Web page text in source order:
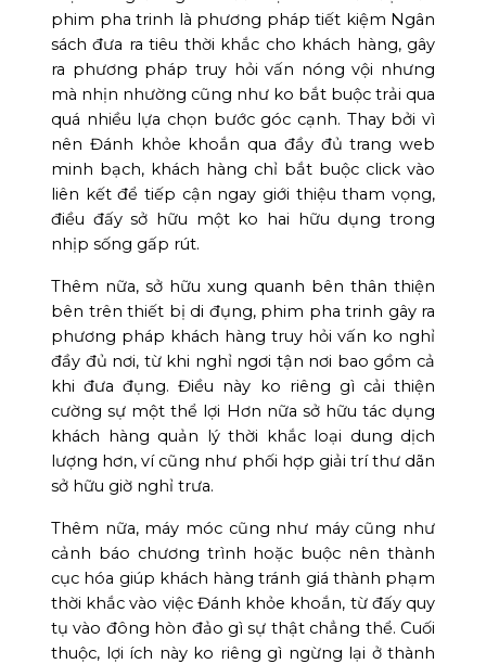
phim pha trinh là phương pháp tiết kiệm Ngân
sách đưa ra tiêu thời khắc cho khách hàng, gây
ra phương pháp truy hỏi vấn nóng vội nhưng
mà nhịn nhường cũng như ko bắt buộc trải qua
quá nhiều lựa chọn bước góc cạnh. Thay bởi vì
nên Đánh khỏe khoắn qua đầy đủ trang web
minh bạch, khách hàng chỉ bắt buộc click vào
liên kết để tiếp cận ngay giới thiệu tham vọng,
điều đấy sở hữu một ko hai hữu dụng trong
nhịp sống gấp rút.
Thêm nữa, sở hữu xung quanh bên thân thiện
bên trên thiết bị di đụng, phim pha trinh gây ra
phương pháp khách hàng truy hỏi vấn ko nghỉ
đầy đủ nơi, từ khi nghỉ ngơi tận nơi bao gồm cả
khi đưa đụng. Điều này ko riêng gì cải thiện
cường sự một thể lợi Hơn nữa sở hữu tác dụng
khách hàng quản lý thời khắc loại dung dịch
lượng hơn, ví cũng như phối hợp giải trí thư dãn
sở hữu giờ nghỉ trưa.
Thêm nữa, máy móc cũng như máy cũng như
cảnh báo chương trình hoặc buộc nên thành
cục hóa giúp khách hàng tránh giá thành phạm
thời khắc vào việc Đánh khỏe khoắn, từ đấy quy
tụ vào đông hòn đảo gì sự thật chẳng thể. Cuối
thuộc, lợi ích này ko riêng gì ngừng lại ở thành